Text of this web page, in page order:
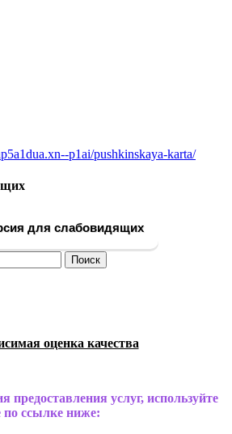
p1ai/pushkinskaya-karta/
для слабовидящих
оценка качества
предоставления услуг, используйте
по ссылке ниже: